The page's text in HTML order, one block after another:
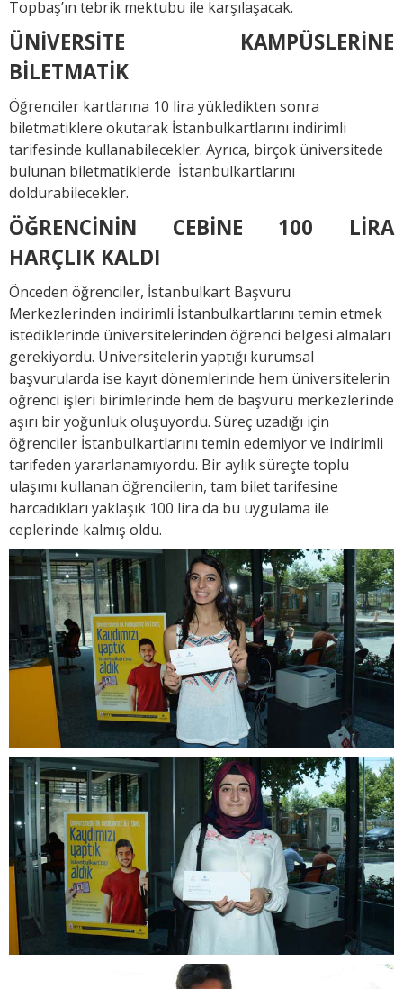
Topbaş’ın tebrik mektubu ile karşılaşacak.
ÜNİVERSİTE KAMPÜSLERİNE
BİLETMATİK
Öğrenciler kartlarına 10 lira yükledikten sonra
biletmatiklere okutarak İstanbulkartlarını indirimli
tarifesinde kullanabilecekler. Ayrıca, birçok üniversitede
bulunan biletmatiklerde İstanbulkartlarını
doldurabilecekler.
ÖĞRENCİNİN CEBİNE 100 LİRA
HARÇLIK KALDI
Önceden öğrenciler, İstanbulkart Başvuru
Merkezlerinden indirimli İstanbulkartlarını temin etmek
istediklerinde üniversitelerinden öğrenci belgesi almaları
gerekiyordu. Üniversitelerin yaptığı kurumsal
başvurularda ise kayıt dönemlerinde hem üniversitelerin
öğrenci işleri birimlerinde hem de başvuru merkezlerinde
aşırı bir yoğunluk oluşuyordu. Süreç uzadığı için
öğrenciler İstanbulkartlarını temin edemiyor ve indirimli
tarifeden yararlanamıyordu. Bir aylık süreçte toplu
ulaşımı kullanan öğrencilerin, tam bilet tarifesine
harcadıkları yaklaşık 100 lira da bu uygulama ile
ceplerinde kalmış oldu.